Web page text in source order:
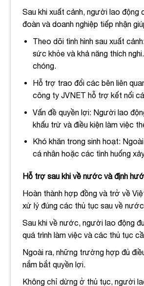
Sau khi xuất cảnh, người lao động
đoàn và doanh nghiệp tiếp nhận
Theo dõi tình hình sau xuất
sức khỏe và khả năng thích
chóng.
Hỗ trợ trao đổi các bên liên
công ty JVNET hỗ trợ kết nối
Vấn đề quyền lợi: Người lao
khấu trừ và điều kiện làm việc
Khó khăn trong sinh hoạt:
cá nhân hoặc các tình huống
Hỗ trợ sau khi về nước và định
Hoàn thành hợp đồng và trở về
xử lý đúng các thủ tục sau về
Sau khi về nước, người lao động
quá trình làm việc và các thủ tục
Ngoài ra, những trường hợp đủ
nắm bắt quyền lợi.
Không chỉ dừng ở thủ tục, người